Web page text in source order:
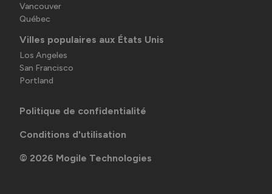
Vancouver
Québec
Villes populaires aux États Unis
Los Angeles
San Francisco
Portland
Politique de confidentialité
Conditions d'utilisation
© 2026 Mogile Technologies